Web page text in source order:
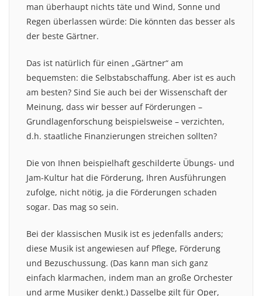
man überhaupt nichts täte und Wind, Sonne und
Regen überlassen würde: Die könnten das besser als
der beste Gärtner.
Das ist natürlich für einen „Gärtner“ am
bequemsten: die Selbstabschaffung. Aber ist es auch
am besten? Sind Sie auch bei der Wissenschaft der
Meinung, dass wir besser auf Förderungen –
Grundlagenforschung beispielsweise – verzichten,
d.h. staatliche Finanzierungen streichen sollten?
Die von Ihnen beispielhaft geschilderte Übungs- und
Jam-Kultur hat die Förderung, Ihren Ausführungen
zufolge, nicht nötig, ja die Förderungen schaden
sogar. Das mag so sein.
Bei der klassischen Musik ist es jedenfalls anders;
diese Musik ist angewiesen auf Pflege, Förderung
und Bezuschussung. (Das kann man sich ganz
einfach klarmachen, indem man an große Orchester
und arme Musiker denkt.) Dasselbe gilt für Oper,